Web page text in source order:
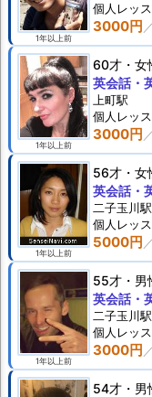
1年以上前
3000円
個人 レッ
1年以上前
60才 女
3000円
英会話・
上町駅
個人 レッ
1年以上前
56才 女
5000円
英会話・
二子玉川駅
個人 レッ
1年以上前
55才 男
3000円
英会話・
二子玉川駅
個人 レッ
54才 男